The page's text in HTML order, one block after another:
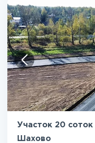
Участок 20
Шахово